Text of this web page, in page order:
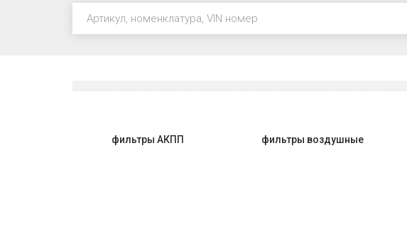
фильтры АКПП фильтры воздушные